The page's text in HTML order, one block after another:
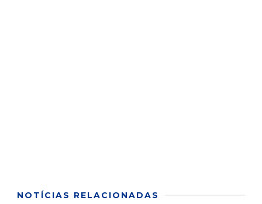
NOTÍCIAS RELACIONADAS